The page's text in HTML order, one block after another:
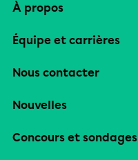
À propos
Équipe et carrières
Nous contacter
Nouvelles
Concours et sondages